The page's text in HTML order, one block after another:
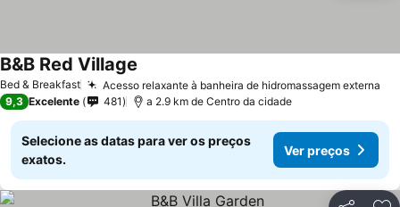
Bed & Breakfast Acesso relaxante à banheira de hidromassagem externa
B&B Red Village
9,3 Excelente 481 a 2.9 km de Centro da cidade
Selecione as datas para ver os preços
exatos.
Ver preços